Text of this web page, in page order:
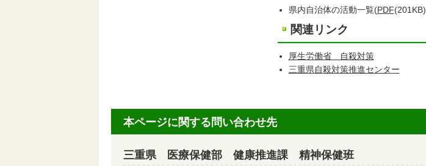
県内自治体の活動一覧(PDF(201KB)
関連リンク
厚生労働省 自殺対策
三重県自殺対策推進センター
本ページに関する問い合わせ先
三重県 医療保健部 健康推進課 精神保健班